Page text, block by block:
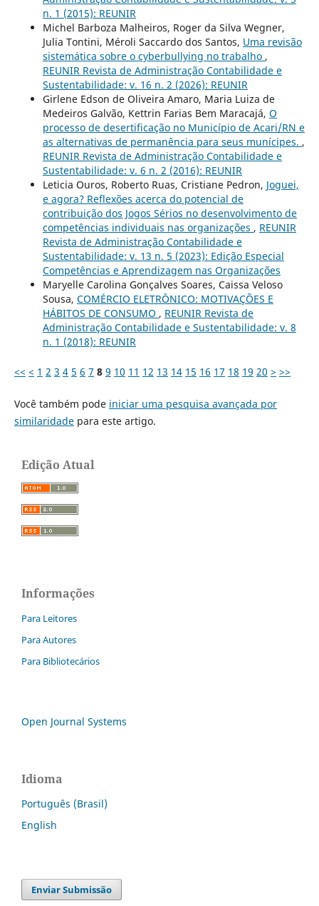
n. 1 (2015): REUNIR
Michel Barboza Malheiros, Roger da Silva Wegner,
Julia Tontini, Méroli Saccardo dos Santos, Uma revisão
sistemática sobre o cyberbullying no trabalho ,
REUNIR Revista de Administração Contabilidade e
Sustentabilidade: v. 16 n. 2 (2026): REUNIR
Girlene Edson de Oliveira Amaro, Maria Luiza de
Medeiros Galvão, Kettrin Farias Bem Maracajá, O
processo de desertificação no Município de Acari/RN e
as alternativas de permanência para seus munícipes. ,
REUNIR Revista de Administração Contabilidade e
Sustentabilidade: v. 6 n. 2 (2016): REUNIR
Leticia Ouros, Roberto Ruas, Cristiane Pedron, Joguei,
e agora? Reflexões acerca do potencial de
contribuição dos Jogos Sérios no desenvolvimento de
competências individuais nas organizações , REUNIR
Revista de Administração Contabilidade e
Sustentabilidade: v. 13 n. 5 (2023): Edição Especial
Competências e Aprendizagem nas Organizações
Maryelle Carolina Gonçalves Soares, Caissa Veloso
Sousa, COMÉRCIO ELETRÔNICO: MOTIVAÇÕES E
HÁBITOS DE CONSUMO , REUNIR Revista de
Administração Contabilidade e Sustentabilidade: v. 8
n. 1 (2018): REUNIR
<< < 1 2 3 4 5 6 7 8 9 10 11 12 13 14 15 16 17 18 19 20 > >>
Você também pode iniciar uma pesquisa avançada por
similaridadepara este artigo.
Edição Atual
Informações
Para Leitores
Para Autores
Para Bibliotecários
Open Journal Systems
Idioma
Português (Brasil)
English
Enviar Submissão